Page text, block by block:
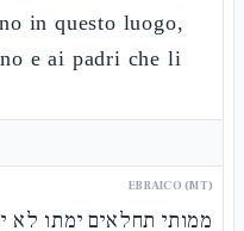
in questo luogo,
e ai padri che li
EBRAICO (MT)
ממותי תחלאים ימתו לא